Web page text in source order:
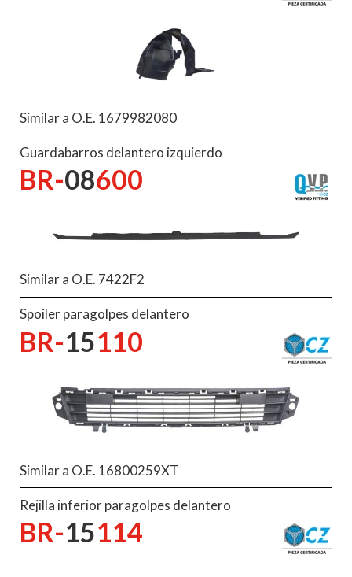
Similar a O.E. 1679982080
Guardabarros delantero izquierdo
BR-08600
Similar a O.E. 7422F2
Spoiler paragolpes delantero
BR-15110
Similar a O.E. 16800259XT
Rejilla inferior paragolpes delantero
BR-15114